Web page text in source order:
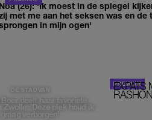
Noa (26): 'Ik moest in de spiegel
met me aan het seksen was en de
in mijn ogen'
DE STAD VAN
Boer deelt haar favoriete
Zwolle: 'Deze plek houd ik
graag verborgen'
EXPATS